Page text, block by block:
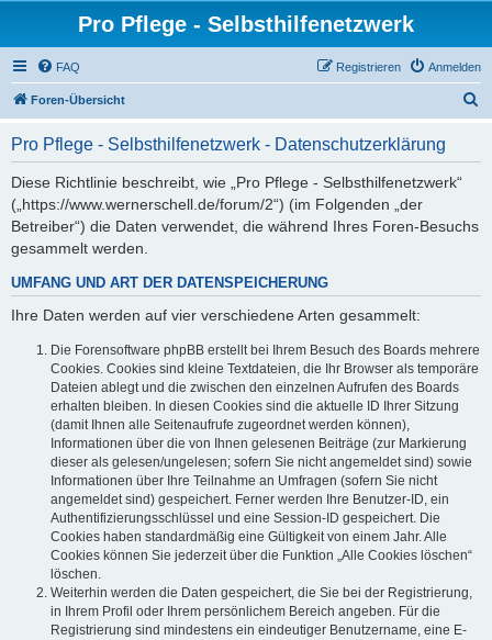
Pro Pflege - Selbsthilfenetzwerk
FAQ Anmelden
Registrieren
Foren-Übersicht
Pro Pflege - Selbsthilfenetzwerk - Datenschutzerklärung
Diese Richtlinie beschreibt, wie „Pro Pflege - Selbsthilfenetzwerk“
(„https://www.wernerschell.de/forum/2“) (im Folgenden „der
Betreiber“) die Daten verwendet, die während Ihres Foren-Besuchs
gesammelt werden.
UMFANG UND ART DER DATENSPEICHERUNG
Ihre Daten werden auf vier verschiedene Arten gesammelt:
Die Forensoftware phpBB erstellt bei Ihrem Besuch des Boards mehrere
Cookies. Cookies sind kleine Textdateien, die Ihr Browser als temporäre
Dateien ablegt und die zwischen den einzelnen Aufrufen des Boards
erhalten bleiben. In diesen Cookies sind die aktuelle ID Ihrer Sitzung
(damit Ihnen alle Seitenaufrufe zugeordnet werden können),
Informationen über die von Ihnen gelesenen Beiträge (zur Markierung
dieser als gelesen/ungelesen; sofern Sie nicht angemeldet sind) sowie
Informationen über Ihre Teilnahme an Umfragen (sofern Sie nicht
angemeldet sind) gespeichert. Ferner werden Ihre Benutzer-ID, ein
Authentifizierungsschlüssel und eine Session-ID gespeichert. Die
Cookies haben standardmäßig eine Gültigkeit von einem Jahr. Alle
Cookies können Sie jederzeit über die Funktion „Alle Cookies löschen“
löschen.
Weiterhin werden die Daten gespeichert, die Sie bei der Registrierung,
in Ihrem Profil oder Ihrem persönlichem Bereich angeben. Für die
Registrierung sind mindestens ein eindeutiger Benutzername, eine E-